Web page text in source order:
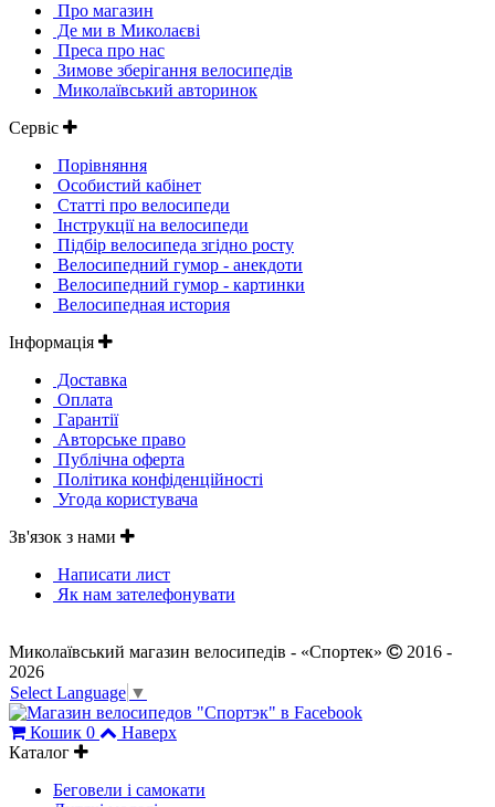
Про магазин
Де ми в Миколаєві
Преса про нас
Зимове зберігання велосипедів
Миколаївський авторинок
Сервіс
Порівняння
Особистий кабінет
Статті про велосипеди
Інструкції на велосипеди
Підбір велосипеда згідно росту
Велосипедний гумор - анекдоти
Велосипедний гумор - картинки
Велосипедная история
Інформація
Доставка
Оплата
Гарантії
Авторське право
Публічна оферта
Політика конфіденційності
Угода користувача
Зв'язок з нами
Написати лист
Як нам зателефонувати
Миколаївський магазин велосипедів - «Спортек»
2016 -
2026
Select Language ▼
Кошик 0
Наверх
Каталог
Беговели і самокати